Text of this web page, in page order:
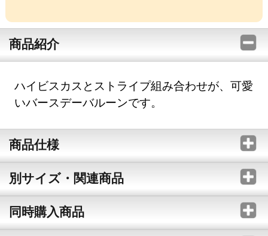
商品紹介
ハイビスカスとストライプ組み合わせが、可愛
いバースデーバルーンです。
商品仕様
別サイズ・関連商品
同時購入商品